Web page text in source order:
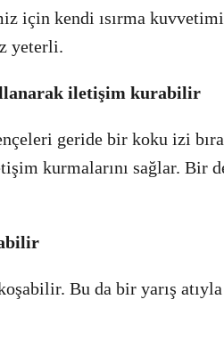
için kendi ısırma
yeterli.
iletişim kurabilir
geride bir koku izi
kurmalarını sağlar. Bir
Bu da bir yarış